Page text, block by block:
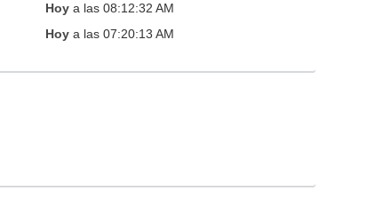
Hoy a las 08:12:32 AM
Hoy a las 07:20:13 AM